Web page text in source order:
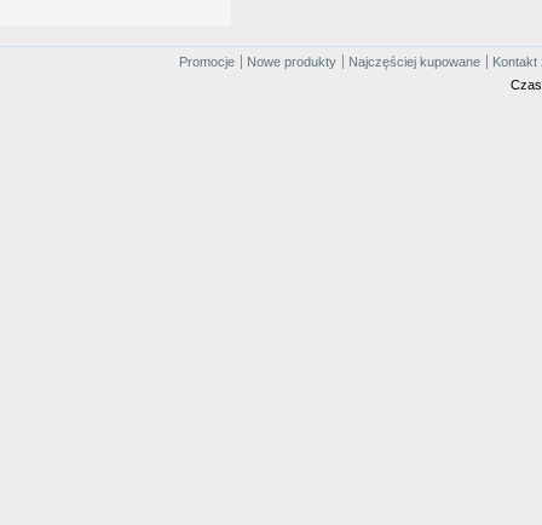
Promocje Nowe produkty Najczęściej kupowane
Kontakt